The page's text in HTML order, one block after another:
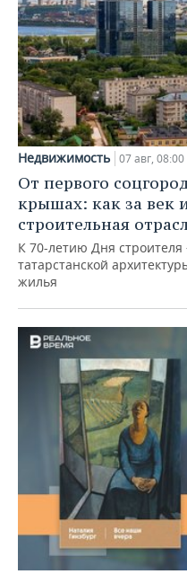
Недвижимость 07 авг, 08:00
От первого
крышах: как за век
строительная
К 70-летию Дня
татарстанской
жилья